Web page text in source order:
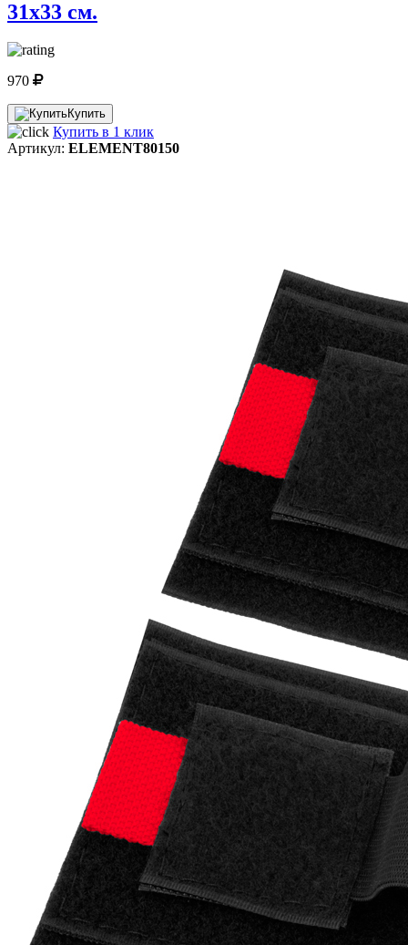
31x33 cм.
970
Купить
Купить в 1 клик
Артикул: ELEMENT80150